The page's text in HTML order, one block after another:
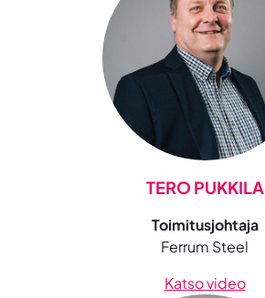
TERO PUKKILA
Toimitusjohtaja
Ferrum Steel
Katso video